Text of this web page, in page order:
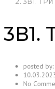
posted by:
No